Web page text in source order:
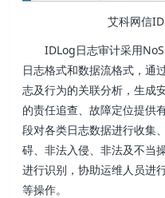
艾科网信
IDLog日志审计采用
日志格式和数据流格式，通
志及行为的关联分析，生成
的责任追查、故障定位提供
段对各类日志数据进行收集
碍、非法入侵、非法及不当
进行识别，协助运维人员进
等操作。